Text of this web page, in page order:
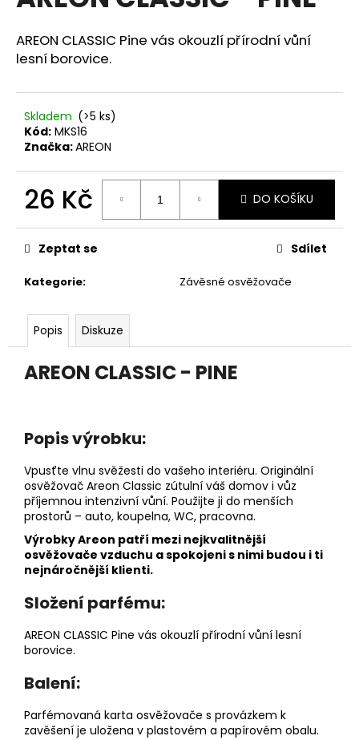
z
5
hvězdiček.
AREON CLASSIC Pine vás okouzlí přírodní vůní
lesní borovice.
Skladem (>5 ks)
Kód: MKS16
Značka:AREON
26 Kč
cena:
DO KOŠÍKU
Kategorie: Závěsné osvěžovače
Zeptat se Sdílet
Popis Diskuze
AREON CLASSIC - PINE
Popis výrobku:
Vpusťte vlnu svěžesti do vašeho interiéru. Originální
osvěžovač Areon Classic zútulní váš domov i vůz
příjemnou intenzivní vůní. Použijte ji do menších
prostorů – auto, koupelna, WC, pracovna.
Výrobky Areon patří mezi nejkvalitnější
osvěžovače vzduchu a spokojeni s nimi budou i ti
nejnáročnější klienti.
Složení parfému:
AREON CLASSIC Pine vás okouzlí přírodní vůní lesní
borovice.
Balení:
Parfémovaná karta osvěžovače s provázkem k
zavěšení je uložena v plastovém a papírovém obalu.
j
í
HLEDAT
D
o
p
u
u
m
e
DĚTSKÁ
LÁHEV
NA
PITÍ
KIDS
FUN
Kč